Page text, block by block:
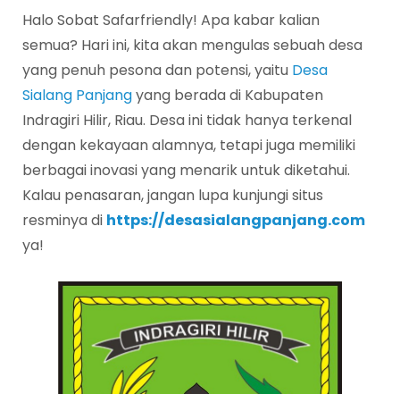
Halo Sobat Safarfriendly! Apa kabar kalian
semua? Hari ini, kita akan mengulas sebuah desa
yang penuh pesona dan potensi, yaitu Desa
Sialang Panjangyang berada di Kabupaten
Indragiri Hilir, Riau. Desa ini tidak hanya terkenal
dengan kekayaan alamnya, tetapi juga memiliki
berbagai inovasi yang menarik untuk diketahui.
Kalau penasaran, jangan lupa kunjungi situs
resminya di https://desasialangpanjang.com
ya!